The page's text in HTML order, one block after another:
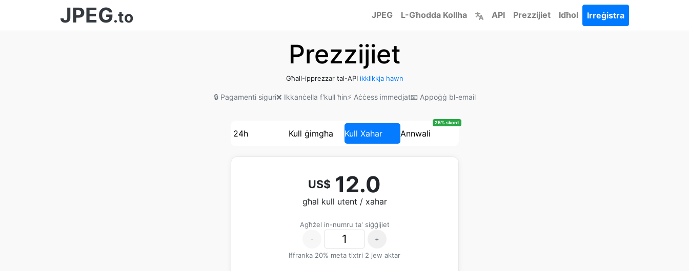
JPEG.to JPEG L-Għodda Kollha API Prezzijiet Idħol Irreġistra
Prezzijiet
Għall-ipprezzar tal-API ikklikkja hawn
🔒 Pagamenti siguri❌ Ikkanċella f'kull ħin⚡ Aċċess immedjat📧 Appoġġ bl-email
24h Kull ġimgħa Kull Xahar Annwali
25% skont
US$ 12.0
għal kull utent / xahar
Agħżel in-numru ta' siġġijiet
-
+
Iffranka 20% meta tixtri 2 jew aktar